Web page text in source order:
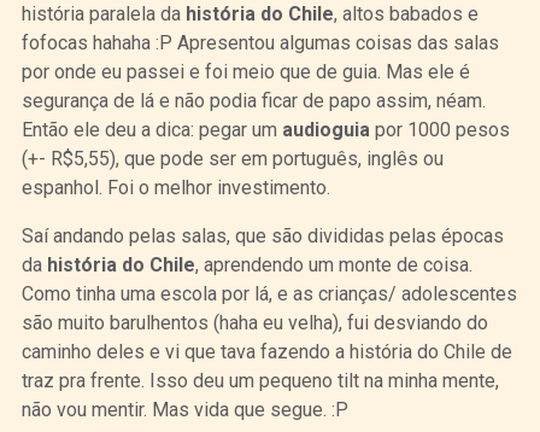
história paralela da história do Chile, altos babados e
fofocas hahaha :P Apresentou algumas coisas das salas
por onde eu passei e foi meio que de guia. Mas ele é
segurança de lá e não podia ficar de papo assim, néam.
Então ele deu a dica: pegar um audioguiapor 1000 pesos
(+- R$5,55), que pode ser em português, inglês ou
espanhol. Foi o melhor investimento.
Saí andando pelas salas, que são divididas pelas épocas
dahistória do Chile, aprendendo um monte de coisa.
Como tinha uma escola por lá, e as crianças/ adolescentes
são muito barulhentos (haha eu velha), fui desviando do
caminho deles e vi que tava fazendo a história do Chile de
traz pra frente. Isso deu um pequeno tilt na minha mente,
não vou mentir. Mas vida que segue. :P